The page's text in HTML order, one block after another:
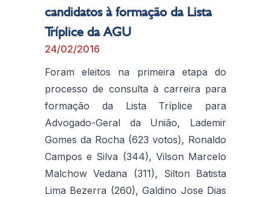
candidatos à formação da Lista
Tríplice da AGU
24/02/2016
Foram eleitos na primeira etapa do
processo de consulta à carreira para
formação da Lista Tríplice para
Advogado-Geral da União, Lademir
Gomes da Rocha (623 votos), Ronaldo
Campos e Silva (344), Vilson Marcelo
Malchow Vedana (311), Silton Batista
Lima Bezerra (260), Galdino Jose Dias